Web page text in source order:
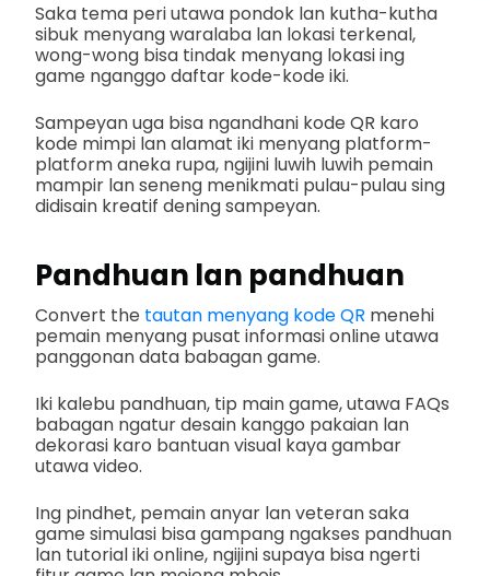
Saka tema peri utawa pondok lan kutha-kutha
sibuk menyang waralaba lan lokasi terkenal,
wong-wong bisa tindak menyang lokasi ing
game nganggo daftar kode-kode iki.
Sampeyan uga bisa ngandhani kode QR karo
kode mimpi lan alamat iki menyang platform-
platform aneka rupa, ngijini luwih luwih pemain
mampir lan seneng menikmati pulau-pulau sing
didisain kreatif dening sampeyan.
Pandhuan lan pandhuan
Convert the tautan menyang kode QR menehi
pemain menyang pusat informasi online utawa
panggonan data babagan game.
Iki kalebu pandhuan, tip main game, utawa FAQs
babagan ngatur desain kanggo pakaian lan
dekorasi karo bantuan visual kaya gambar
utawa video.
Ing pindhet, pemain anyar lan veteran saka
game simulasi bisa gampang ngakses pandhuan
lan tutorial iki online, ngijini supaya bisa ngerti